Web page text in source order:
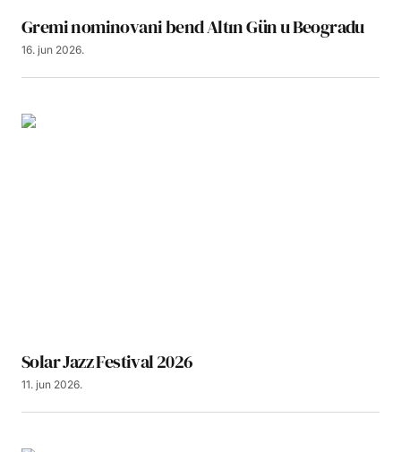
Gremi nominovani bend Altın Gün u Beogradu
16. jun 2026.
Solar Jazz Festival 2026
11. jun 2026.